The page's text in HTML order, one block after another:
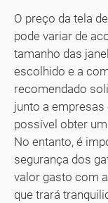
O preço da tela
pode variar de
tamanho das
escolhido e a
recomendado
junto a empresas
possível obter
No entanto, é
segurança dos
valor gasto com
que trará